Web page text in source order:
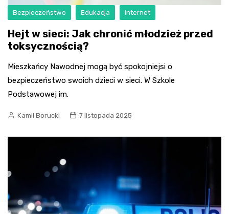
Bezpieczeństwo Edukacja Internet
Hejt w sieci: Jak chronić młodzież przed
toksycznością?
Mieszkańcy Nawodnej mogą być spokojniejsi o
bezpieczeństwo swoich dzieci w sieci. W Szkole
Podstawowej im.
Kamil Borucki 7 listopada 2025